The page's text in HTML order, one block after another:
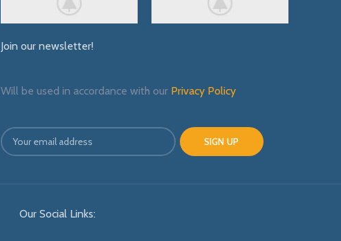
Join our newsletter!
Will be used in accordance with our Privacy Policy
Our Social Links: